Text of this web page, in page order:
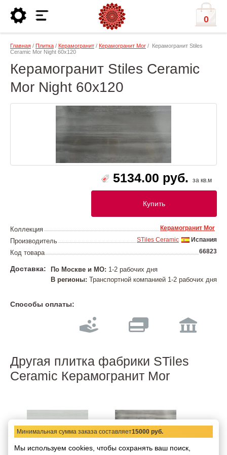
0
Главная / Плитка / Керамогранит / Керамогранит Mor / Керамогранит Stiles
Ceramic Mor Night 60x120
Керамогранит Stiles Ceramic
Mor Night 60x120
5134.00 руб. за кв.м
Купить
Коллекция Керамогранит Mor
Производитель Испания
STiles Ceramic
Код товара 66823
Доставка: По Москве и МО: 1-2 рабочих дня
В регионы: Транспортной компанией 1-2 рабочих дня
Способы оплаты:
Другая плитка фабрики STiles
Ceramic Керамогранит Mor
Минимальная сумма заказа составляет15000 руб.
Мы используем cookies, чтобы сохранять ваш поиск,